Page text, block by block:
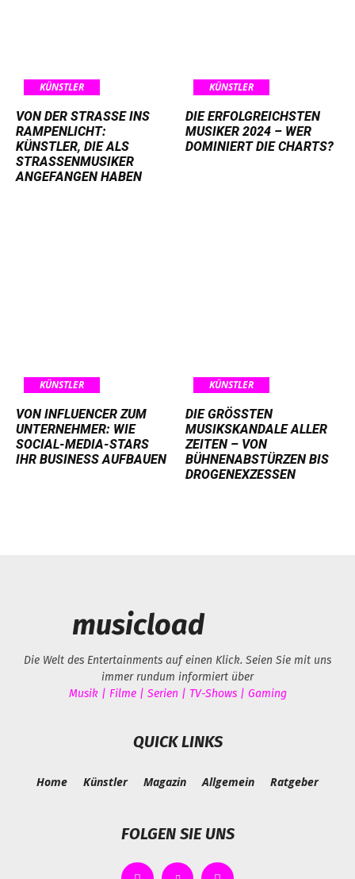
KÜNSTLER
VON DER STRASSE INS R
AMPENLICHT: K
ÜNSTLER, DIE ALS S
TRASSENMUSIKER AN
GEFANGEN HABEN
KÜNSTLER
DIE ERFOLGREICHSTEN
MUSIKER 2024 – WER
DOMINIERT DIE CHARTS?
KÜNSTLER
VON INFLUENCER ZUM
UNTERNEHMER: WIE
SOCIAL-MEDIA-STARS
IHR BUSINESS AUFBAUEN
KÜNSTLER
DIE GRÖSSTEN M
USIKSKANDALE ALLER Z
EITEN – VON B
ÜHNENABSTÜRZEN BIS D
ROGENEXZESSEN
musicload
Die Welt des Entertainments auf einen Klick. Seien Sie mit uns
immer rundum informiert über
Musik | Filme | Serien | TV-Shows | Gaming
QUICK LINKS
Home Künstler Magazin Allgemein Ratgeber
FOLGEN SIE UNS